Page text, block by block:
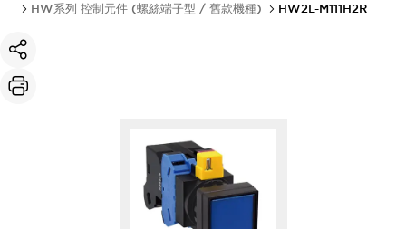
HW系列 控制元件 (螺絲端子型 / 舊款機種)
HW2L-M111H2R